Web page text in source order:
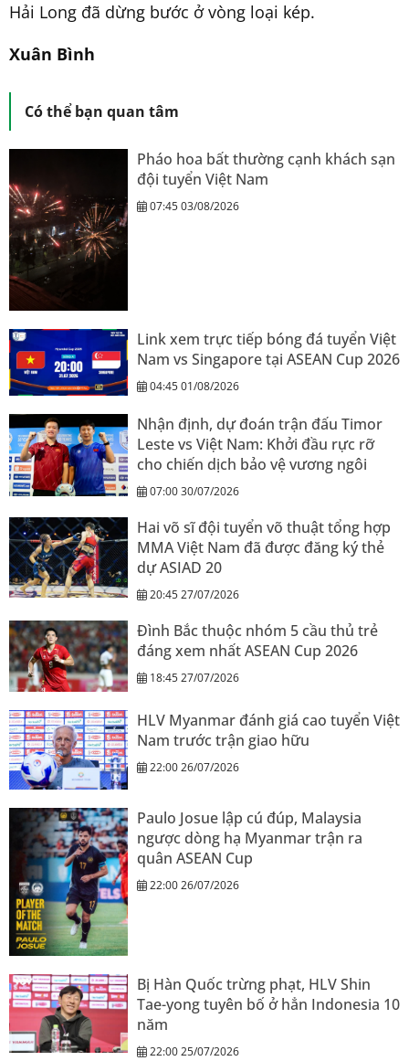
Hải Long đã dừng bước ở vòng loại kép.
Xuân Bình
Có thể bạn quan tâm
Pháo hoa bất thường cạnh khách sạn
đội tuyển Việt Nam
07:45 03/08/2026
Link xem trực tiếp bóng đá tuyển Việt
Nam vs Singapore tại ASEAN Cup 2026
04:45 01/08/2026
Nhận định, dự đoán trận đấu Timor
Leste vs Việt Nam: Khởi đầu rực rỡ
cho chiến dịch bảo vệ vương ngôi
07:00 30/07/2026
Hai võ sĩ đội tuyển võ thuật tổng hợp
MMA Việt Nam đã được đăng ký thẻ
dự ASIAD 20
20:45 27/07/2026
Đình Bắc thuộc nhóm 5 cầu thủ trẻ
đáng xem nhất ASEAN Cup 2026
18:45 27/07/2026
HLV Myanmar đánh giá cao tuyển Việt
Nam trước trận giao hữu
22:00 26/07/2026
Paulo Josue lập cú đúp, Malaysia
ngược dòng hạ Myanmar trận ra
quân ASEAN Cup
22:00 26/07/2026
Bị Hàn Quốc trừng phạt, HLV Shin
Tae-yong tuyên bố ở hẳn Indonesia 10
năm
22:00 25/07/2026